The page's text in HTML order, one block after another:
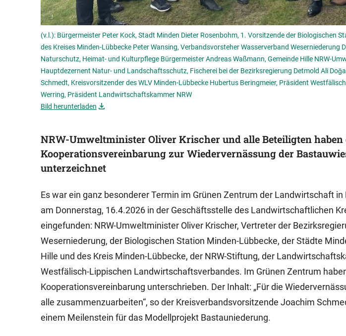
(v.l.): Bürgermeister Peter Kock, Stadt Minden Dieter Rosenbohm, 1. Vorsitzende der Biologischen
des Kreises Minden-Lübbecke Peter Wansing, Verbandsvorsteher Wasserverband Weserniederung
Naturschutz, Heimat- und Kulturpflege Bürgermeister Andreas Waßmann, Gemeinde Hille NRW-
Hauptdezernent Natur- und Landschaftsschutz, Fischerei bei der Bezirksregierung Detmold Ali
Schmedt, Kreisvorsitzender des WLV Minden-Lübbecke Hubertus Beringmeier, Präsident
Werring, Präsident Landwirtschaftskammer NRW
Bild herunterladen
NRW-Umweltminister Oliver Krischer und alle Beteiligten haben
Kooperationsvereinbarung zur Wiedervernässung der
unterzeichnet
Es war ein ganz besonderer Termin im Grünen Zentrum der Landwirtschaft
am Donnerstag, 16.4.2026 in der Geschäftsstelle des Landwirtschaftlichen
eingefunden: NRW-Umweltminister Oliver Krischer, Vertreter der
Weserniederung, der Biologischen Station Minden-Lübbecke, der Städte
Hille und des Kreis Minden-Lübbecke, der NRW-Stiftung, der
Westfälisch-Lippischen Landwirtschaftsverbandes. Im Grünen Zentrum
Kooperationsvereinbarung unterschrieben. Der Inhalt: „Für die
alle zusammenzuarbeiten“, so der Kreisverbandsvorsitzende Joachim
einem Meilenstein für das Modellprojekt Bastauniederung.